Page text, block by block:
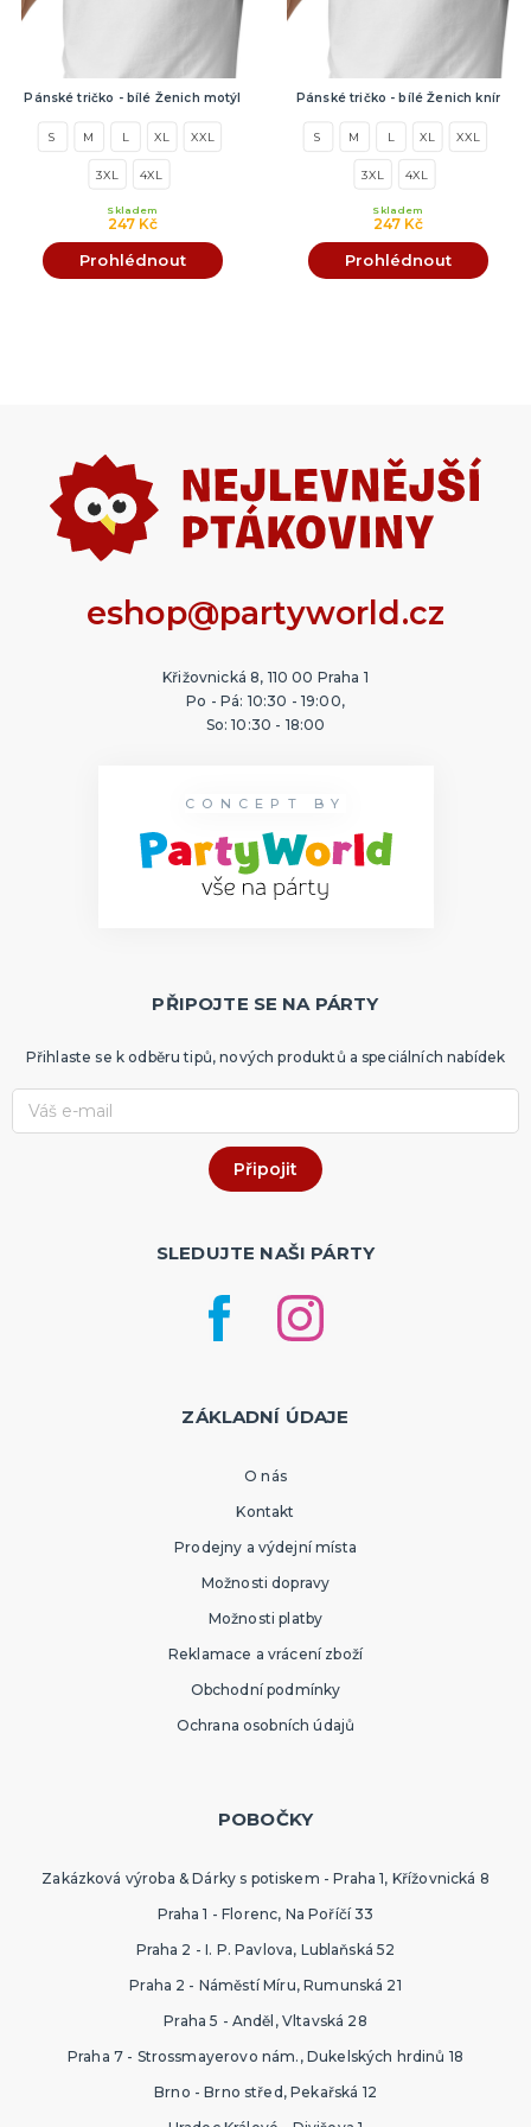
Pánské tričko - bílé Ženich motýl
S M L XL XXL
3XL 4XL
247 Kč
Skladem
Prohlédnout
Pánské tričko - bílé Ženich knír
S M L XL XXL
3XL 4XL
247 Kč
Skladem
Prohlédnout
eshop@partyworld.cz
Křižovnická 8, 110 00 Praha 1
Po - Pá: 10:30 - 19:00,
So: 10:30 - 18:00
CONCEPT BY
PŘIPOJTE SE NA PÁRTY
Přihlaste se k odběru tipů, nových produktů a speciálních nabídek
SLEDUJTE NAŠI PÁRTY
ZÁKLADNÍ ÚDAJE
O nás
Kontakt
Prodejny a výdejní místa
Možnosti dopravy
Možnosti platby
Reklamace a vrácení zboží
Obchodní podmínky
Ochrana osobních údajů
POBOČKY
Zakázková výroba & Dárky s potiskem - Praha 1, Křížovnická 8
Praha 1 - Florenc, Na Poříčí 33
Praha 2 - I. P. Pavlova, Lublaňská 52
Praha 2 - Náměstí Míru, Rumunská 21
Praha 5 - Anděl, Vltavská 28
Praha 7 - Strossmayerovo nám., Dukelských hrdinů 18
Brno - Brno střed, Pekařská 12